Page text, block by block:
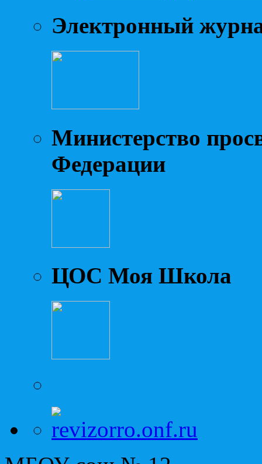
Электронный
Министерство
Федерации
ЦОС Моя Школа